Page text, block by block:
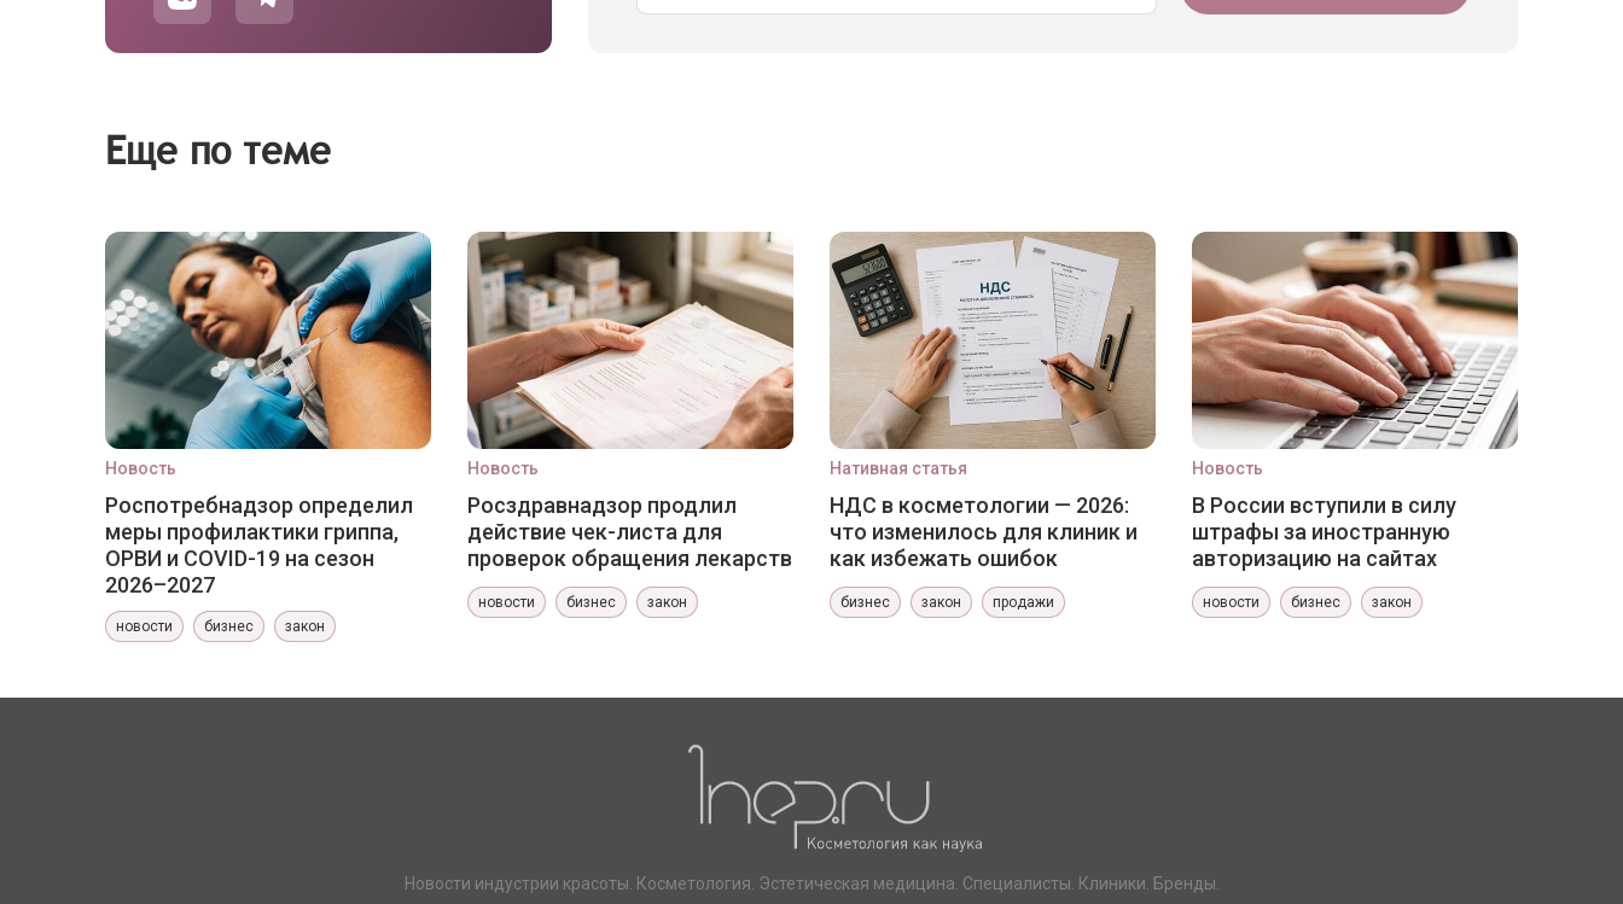
Еще по теме
Новость
Роспотребнадзор определил
меры профилактики гриппа,
ОРВИ и COVID-19 на сезон
2026–2027
новости бизнес закон
Новость
Росздравнадзор продлил
действие чек-листа для
проверок обращения лекарств
новости бизнес закон
Нативная статья
НДС в косметологии — 2026:
что изменилось для клиник и
как избежать ошибок
бизнес закон продажи
Новость
В России вступили в силу
штрафы за иностранную
авторизацию на сайтах
новости бизнес закон
Новости индустрии красоты. Косметология. Эстетическая медицина. Специалисты. Клиники. Бренды.